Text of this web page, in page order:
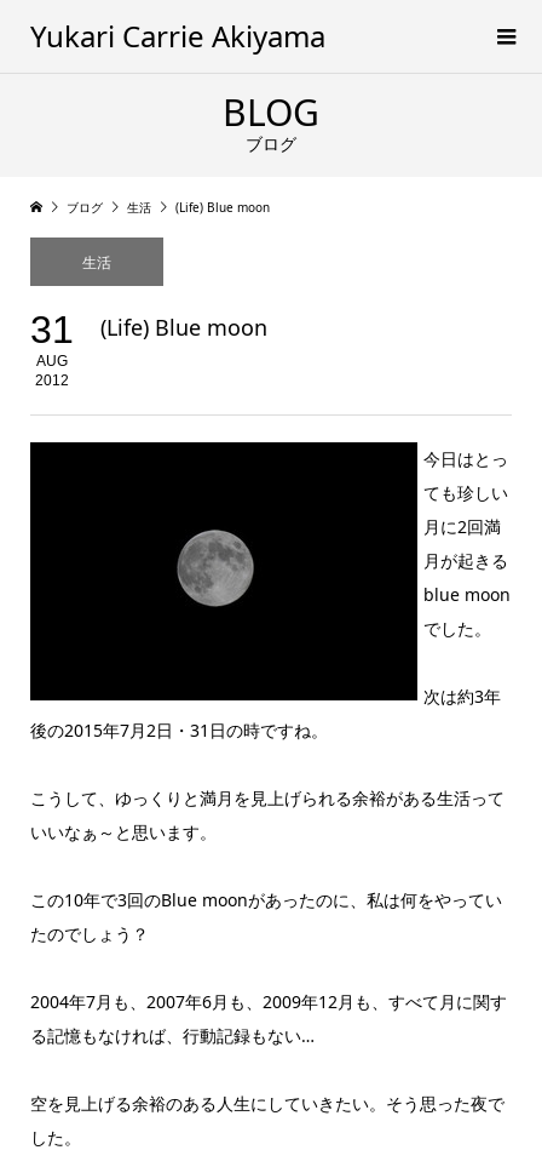
Yukari Carrie Akiyama
BLOG
ブログ
ブログ 生活 (Life) Blue moon
生活
31
AUG
2012
(Life) Blue moon
今日はとっ
ても珍しい
月に2回満
月が起きる
blue moon
でした。
次は約3年
後の2015年7月2日・31日の時ですね。
こうして、ゆっくりと満月を見上げられる余裕がある生活って
いいなぁ～と思います。
この10年で3回のBlue moonがあったのに、私は何をやってい
たのでしょう？
2004年7月も、2007年6月も、2009年12月も、すべて月に関す
る記憶もなければ、行動記録もない…
空を見上げる余裕のある人生にしていきたい。そう思った夜で
した。